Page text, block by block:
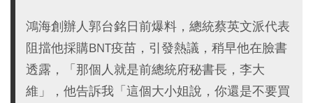
鴻海創辦人郭台銘日前爆料，總統蔡英文派代表
阻擋他採購BNT疫苗，引發熱議，稍早他在臉書
透露，「那個人就是前總統府秘書長，李大
維」，他告訴我「這個大小姐說，你還是不要買